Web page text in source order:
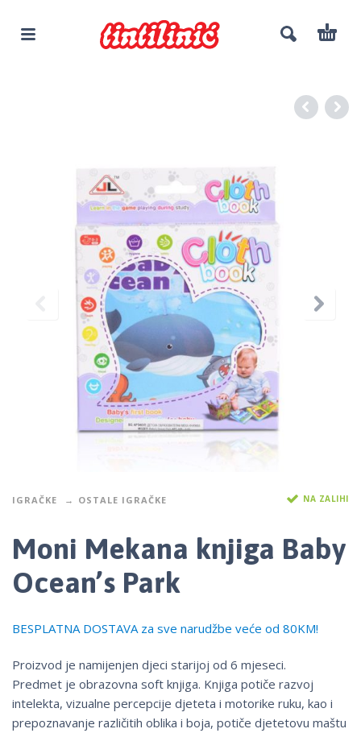
IGRAČKE OSTALE IGRAČKE NA ZALIHI
Moni Mekana knjiga Baby
Ocean’s Park
BESPLATNA DOSTAVA za sve narudžbe veće od 80KM!
Proizvod je namijenjen djeci starijoj od 6 mjeseci.
Predmet je obrazovna soft knjiga. Knjiga potiče razvoj
intelekta, vizualne percepcije djeteta i motorike ruku, kao i
prepoznavanje različitih oblika i boja, potiče djetetovu maštu